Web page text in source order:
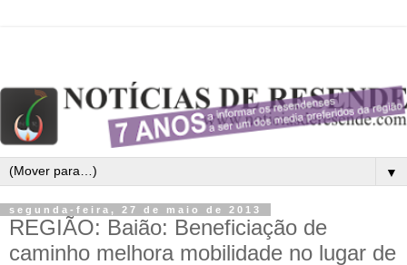
▼
segunda-feira, 27 de maio de 2013
REGIÃO: Baião: Beneficiação de
caminho melhora mobilidade no lugar de